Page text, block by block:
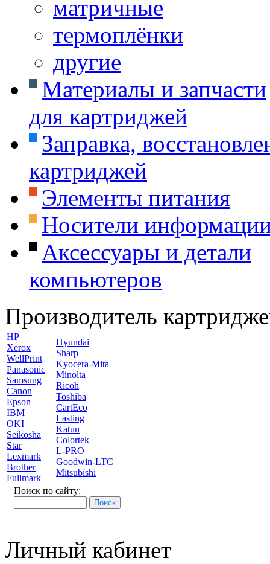
матричные
термоплёнки
другие
Материалы и запчасти
для картриджей
Заправка,
картриджей
Элементы питания
Носители
Аксессуары и детали
компьютеров
Производитель
HP
Xerox
WellPrint
Panasonic
Samsung
Canon
Epson
IBM
OKI
Seikosha
Star
Lexmark
Brother
Fullmark
Hyundai
Sharp
Kyocera-Mita
Minolta
Ricoh
Toshiba
CartEco
Lasting
Katun
Colortek
L-PRO
Goodwin-LTC
Mitsubishi
Поиск по сайту:
Личный кабинет